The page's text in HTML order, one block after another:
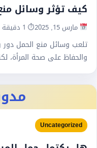
كيف تؤثر وسائل
مارس 15, 2025 ⏱ 1 دقيقة قراءة
تلعب وسائل منع الحمل
والحفاظ على صحة المرأة،
Uncategorized